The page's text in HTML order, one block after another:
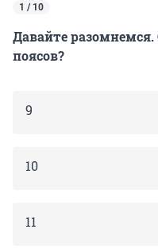
1 / 10
Давайте
поясов?
9
10
11